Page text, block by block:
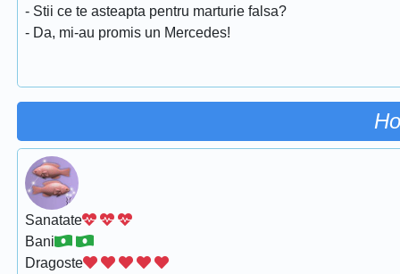
- Stii ce te asteapta pentru marturie falsa?
- Da, mi-au promis un Mercedes!
Sanatate
Bani
Dragoste